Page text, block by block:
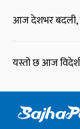
आज देशभर बदली,
यस्तो छ आज